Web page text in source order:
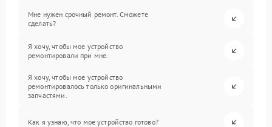
Мне нужен срочный ремонт. Сможете
сделать?
Я хочу, чтобы мое устройство
ремонтировали при мне.
Я хочу, чтобы мое устройство
ремонтировалось только оригинальными
запчастями.
Как я узнаю, что мое устройство готово?